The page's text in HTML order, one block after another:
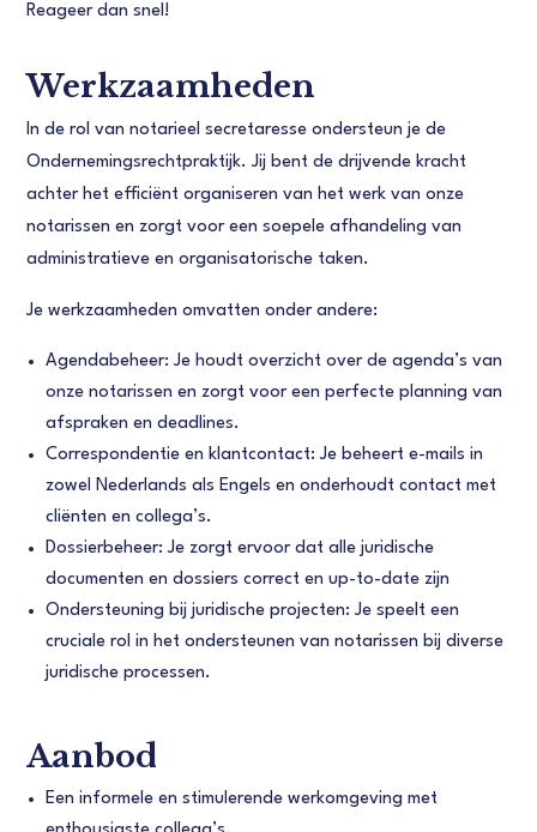
Reageer dan snel!
Werkzaamheden
In de rol van notarieel secretaresse ondersteun je de
Ondernemingsrechtpraktijk. Jij bent de drijvende kracht
achter het efficiënt organiseren van het werk van onze
notarissen en zorgt voor een soepele afhandeling van
administratieve en organisatorische taken.
Je werkzaamheden omvatten onder andere:
Agendabeheer: Je houdt overzicht over de agenda’s van
onze notarissen en zorgt voor een perfecte planning van
afspraken en deadlines.
Correspondentie en klantcontact: Je beheert e-mails in
zowel Nederlands als Engels en onderhoudt contact met
cliënten en collega’s.
Dossierbeheer: Je zorgt ervoor dat alle juridische
documenten en dossiers correct en up-to-date zijn
Ondersteuning bij juridische projecten: Je speelt een
cruciale rol in het ondersteunen van notarissen bij diverse
juridische processen.
Aanbod
Een informele en stimulerende werkomgeving met